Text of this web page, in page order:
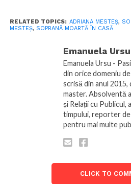
RELATED TOPICS: ADRIANA MESTEȘ,
MESTEȘ, SOPRANĂ MOARTĂ ÎN CASĂ
Emanuela Ursu
Emanuela Ursu -
din orice domeniu
scrisă din anul
master. Absolventă
și Relații cu Publicul,
timpului, reporter
pentru mai multe
CLICK TO